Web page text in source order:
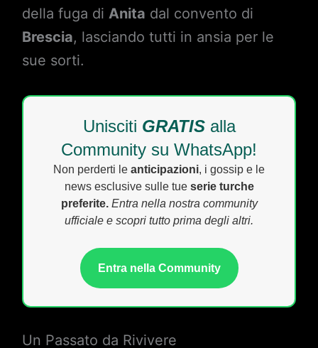
della fuga di Anita dal convento di
Brescia, lasciando tutti in ansia per le
sue sorti.
Unisciti GRATISalla
Community su WhatsApp!
Non perderti le anticipazioni, i gossip e le
news esclusive sulle tue serie turche
preferite. Entra nella nostra community
ufficiale e scopri tutto prima degli altri.
Entra nella Community
Un Passato da Rivivere